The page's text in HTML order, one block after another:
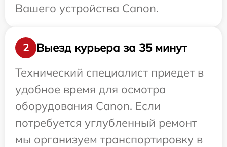
Вашего устройства Canon.
2
Выезд курьера за 35 минут
Технический специалист приедет в
удобное время для осмотра
оборудования Canon. Если
потребуется углубленный ремонт
мы организуем транспортировку в